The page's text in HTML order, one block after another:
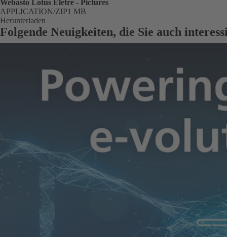
Webasto Lotus Eletre - Pictures
Größe
1 MB
FORMAT
APPLICATION/ZIP
Herunterladen
Folgende Neuigkeiten, die Sie auch